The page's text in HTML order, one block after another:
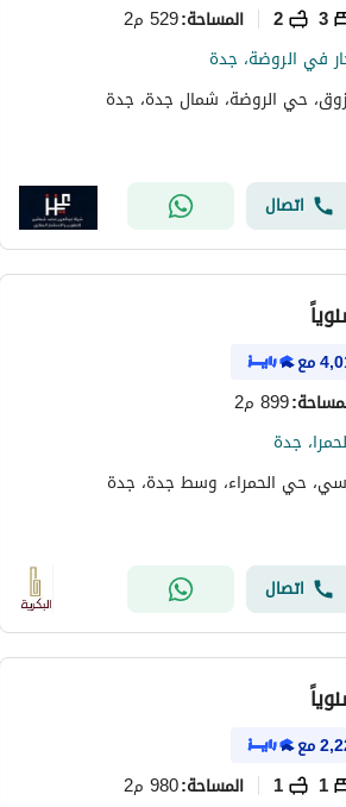
3
2 المساحة:529 م2
في الروضة، جدة
حي الروضة، شمال جدة، جدة
اتصال
مع
:899 م2
جدة
حي الحمراء، وسط جدة، جدة
اتصال
مع
1
1 المساحة:980 م2